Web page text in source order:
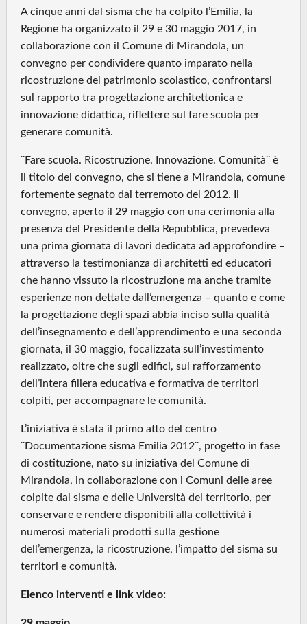
A cinque anni dal sisma che ha colpito l’Emilia, la
Regione ha organizzato il 29 e 30 maggio 2017, in
collaborazione con il Comune di Mirandola, un
convegno per condividere quanto imparato nella
ricostruzione del patrimonio scolastico, confrontarsi
sul rapporto tra progettazione architettonica e
innovazione didattica, riflettere sul fare scuola per
generare comunità.
¨Fare scuola. Ricostruzione. Innovazione. Comunità¨ è
il titolo del convegno, che si tiene a Mirandola, comune
fortemente segnato dal terremoto del 2012. Il
convegno, aperto il 29 maggio con una cerimonia alla
presenza del Presidente della Repubblica, prevedeva
una prima giornata di lavori dedicata ad approfondire –
attraverso la testimonianza di architetti ed educatori
che hanno vissuto la ricostruzione ma anche tramite
esperienze non dettate dall’emergenza – quanto e come
la progettazione degli spazi abbia inciso sulla qualità
dell’insegnamento e dell’apprendimento e una seconda
giornata, il 30 maggio, focalizzata sull’investimento
realizzato, oltre che sugli edifici, sul rafforzamento
dell’intera filiera educativa e formativa de territori
colpiti, per accompagnare le comunità.
L’iniziativa è stata il primo atto del centro
¨Documentazione sisma Emilia 2012¨, progetto in fase
di costituzione, nato su iniziativa del Comune di
Mirandola, in collaborazione con i Comuni delle aree
colpite dal sisma e delle Università del territorio, per
conservare e rendere disponibili alla collettività i
numerosi materiali prodotti sulla gestione
dell’emergenza, la ricostruzione, l’impatto del sisma su
territori e comunità.
Elenco interventi e link video: